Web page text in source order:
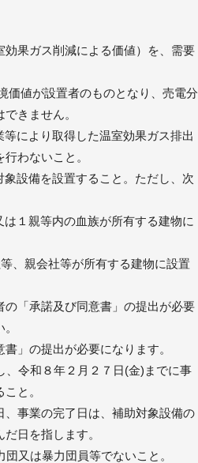
効果ガス削減による価値）を、需要
価値が設置者のものとなり、売電分
きません。
により取得した温室効果ガス排出
わないこと。
設備を設置すること。ただし、次
１親等内の血族が所有する建物に
、親会社等が所有する建物に設置
「承諾及び同意書」の提出が必要
」の提出が必要になります。
、令和８年２月２７日(金)までに事
と。
事業の完了日は、補助対象設備の
日を指します。
又は暴力団員等でないこと。